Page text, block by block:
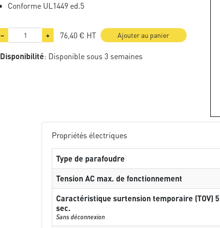
Conforme UL1449 ed.5
− + 76,40 € HT Ajouter au panier
Disponibilité: Disponible sous 3 semaines
Propriétés électriques
Type de parafoudre
Tension AC max. de fonctionnement
Caractéristique surtension temporaire (TOV) 5
sec.
Sans déconnexion